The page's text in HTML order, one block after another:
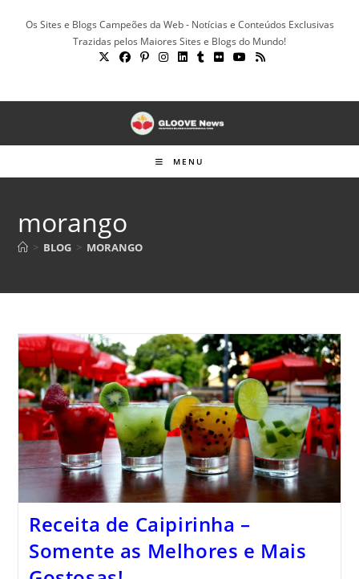
Os Sites e Blogs Campeões da Web - Notícias e Conteúdos Exclusivas
Trazidas pelos Maiores Sites e Blogs do Mundo!
MENU
morango
> BLOG > MORANGO
Receita de Caipirinha –
Somente as Melhores e Mais